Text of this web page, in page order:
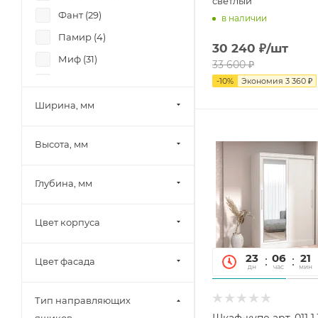
в наличии
30 240 ₽/шт
33 600₽
-10% Экономия 3 360 ₽
23
дн
06
час
21
мин
Фант (29)
Памир (4)
Миф (31)
МК Стиль (
Союз-Мебель (
Аквилон (
Ширина, мм
Высота, мм
Глубина, мм
Цвет корпуса
Цвет фасада
Тип направляющих